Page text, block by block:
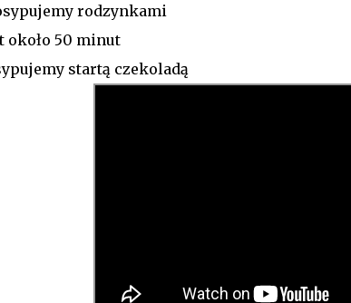
rodzynkami
około 50 minut
startą czekoladą